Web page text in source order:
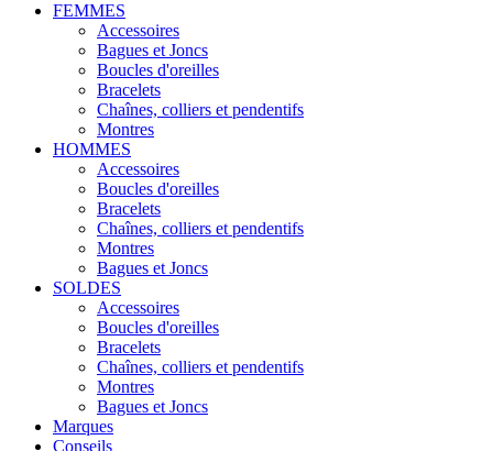
FEMMES
Accessoires
Bagues et Joncs
Boucles d'oreilles
Bracelets
Chaînes, colliers et pendentifs
Montres
HOMMES
Accessoires
Boucles d'oreilles
Bracelets
Chaînes, colliers et pendentifs
Montres
Bagues et Joncs
SOLDES
Accessoires
Boucles d'oreilles
Bracelets
Chaînes, colliers et pendentifs
Montres
Bagues et Joncs
Marques
Conseils